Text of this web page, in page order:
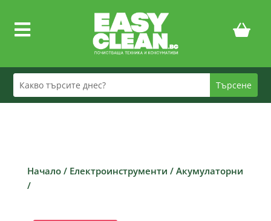

Начало/ Електроинструменти / Акумулаторни
/